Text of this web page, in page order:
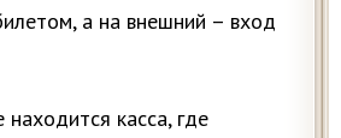
а на внешний – вход
касса, где